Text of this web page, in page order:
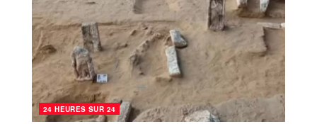
24 HEURES SUR 24